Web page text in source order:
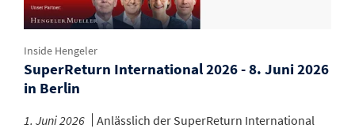
Inside Hengeler
SuperReturn International 2026 - 8. Juni 2026
in Berlin
1. Juni 2026
Anlässlich der SuperReturn International